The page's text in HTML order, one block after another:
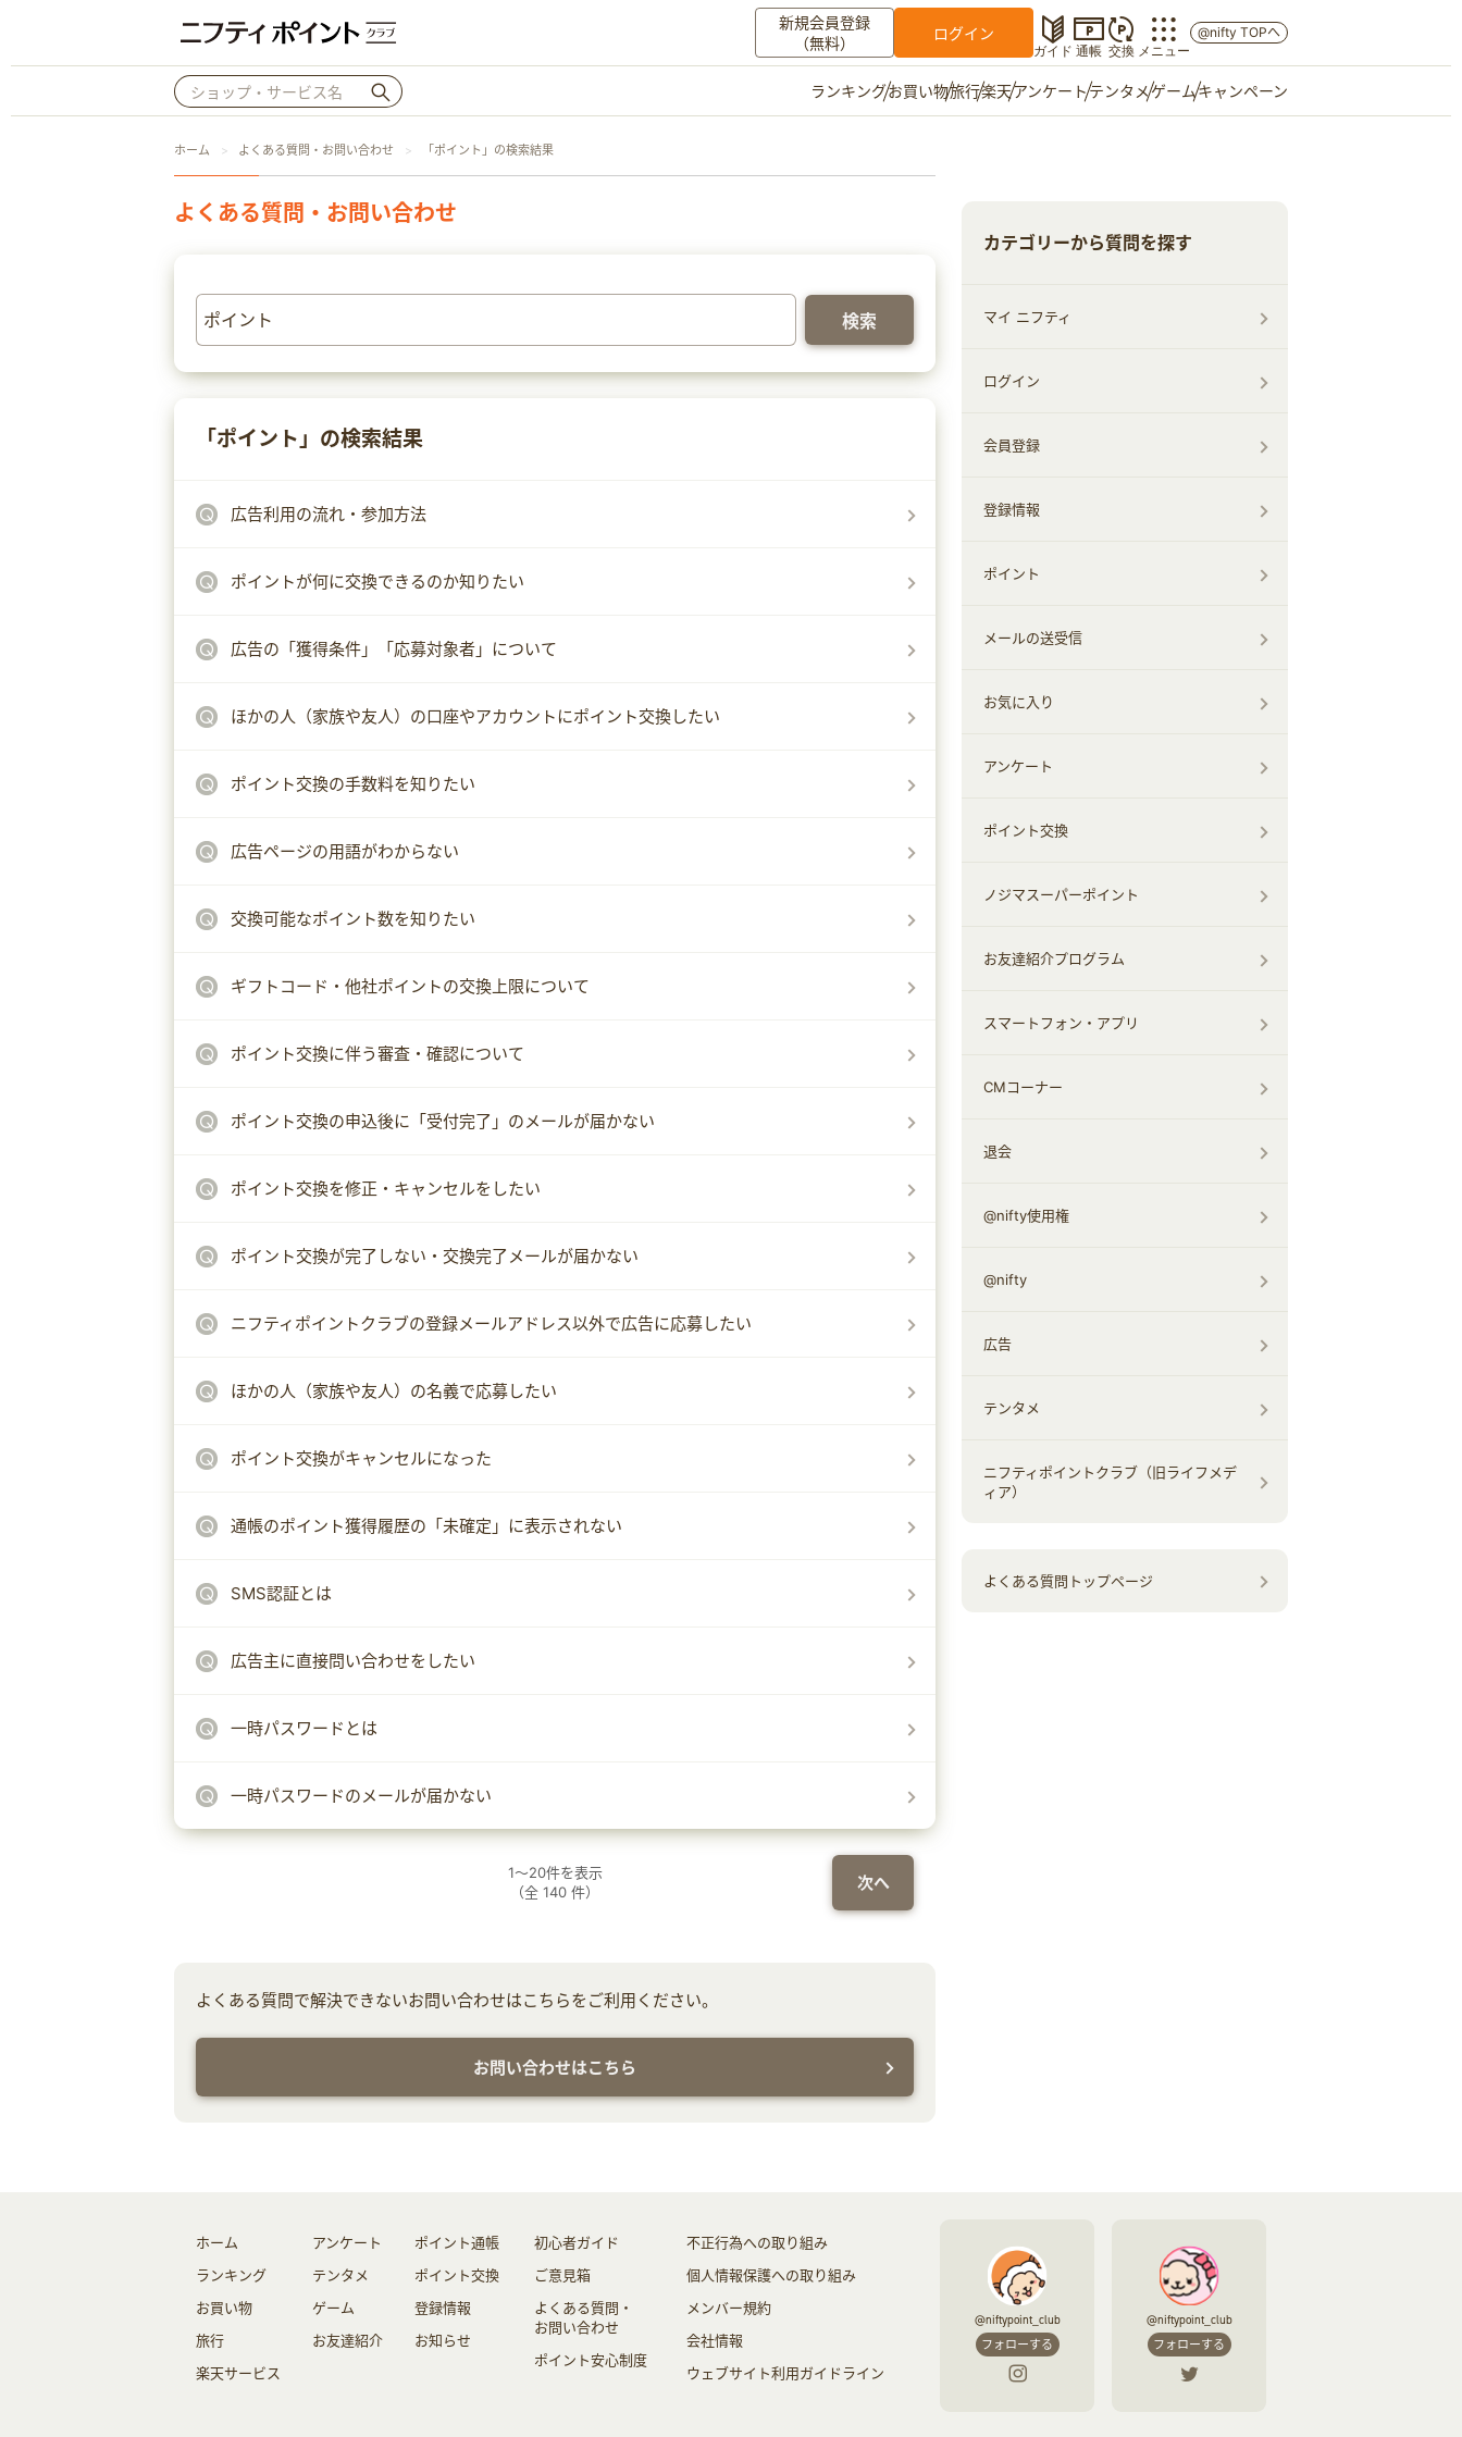
新規会員登録
（無料）
ログイン
ガイド 通帳 交換 メニュー
ポイント通帳 ポイント交換 登録情報
よくある質問
お問い合わせ
ご意見箱
@nifty TOPへ
ランキングお買い物旅行楽天アンケートテンタメゲームキャンペーン
ホーム よくある質問・お問い合わせ 「ポイント」の検索結果
よくある質問・お問い合わせ
「ポイント」の検索結果
広告利用の流れ・参加方法
ポイントが何に交換できるのか知りたい
広告の「獲得条件」「応募対象者」について
ほかの人（家族や友人）の口座やアカウントにポイント交換したい
ポイント交換の手数料を知りたい
広告ページの用語がわからない
交換可能なポイント数を知りたい
ギフトコード・他社ポイントの交換上限について
ポイント交換に伴う審査・確認について
ポイント交換の申込後に「受付完了」のメールが届かない
ポイント交換を修正・キャンセルをしたい
ポイント交換が完了しない・交換完了メールが届かない
ニフティポイントクラブの登録メールアドレス以外で広告に応募したい
ほかの人（家族や友人）の名義で応募したい
ポイント交換がキャンセルになった
通帳のポイント獲得履歴の「未確定」に表示されない
SMS認証とは
広告主に直接問い合わせをしたい
一時パスワードとは
一時パスワードのメールが届かない
1～20件を表示
（全 140 件） 次へ
よくある質問で解決できないお問い合わせはこちらをご利用ください。
お問い合わせはこちら
カテゴリーから質問を探す
マイ ニフティ
ログイン
会員登録
登録情報
ポイント
メールの送受信
お気に入り
アンケート
ポイント交換
ノジマスーパーポイント
お友達紹介プログラム
スマートフォン・アプリ
CMコーナー
退会
@nifty使用権
@nifty
広告
テンタメ
ニフティポイントクラブ（旧ライフメデ
ィア）
よくある質問トップページ
ホーム
ランキング
お買い物
旅行
楽天サービス
アンケート
テンタメ
ゲーム
お友達紹介
ポイント通帳
ポイント交換
登録情報
お知らせ
初心者ガイド
ご意見箱
よくある質問・
お問い合わせ
ポイント安心制度
不正行為への取り組み
個人情報保護への取り組み
メンバー規約
会社情報
ウェブサイト利用ガイドライン
@niftypoint_club
フォローする
@niftypoint_club
フォローする